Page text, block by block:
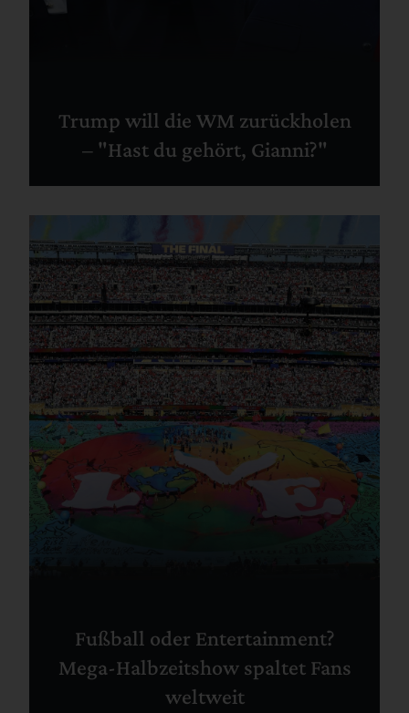
Trump will die WM zurückholen
– "Hast du gehört, Gianni?"
Fußball oder Entertainment?
Mega-Halbzeitshow spaltet Fans
weltweit